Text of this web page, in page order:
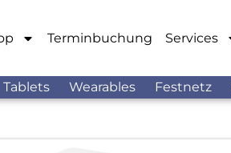
Terminbuchung Services
Tablets Wearables Festnetz